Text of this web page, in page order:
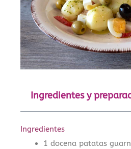
Ingredientes y
Ingredientes
1 docena patatas